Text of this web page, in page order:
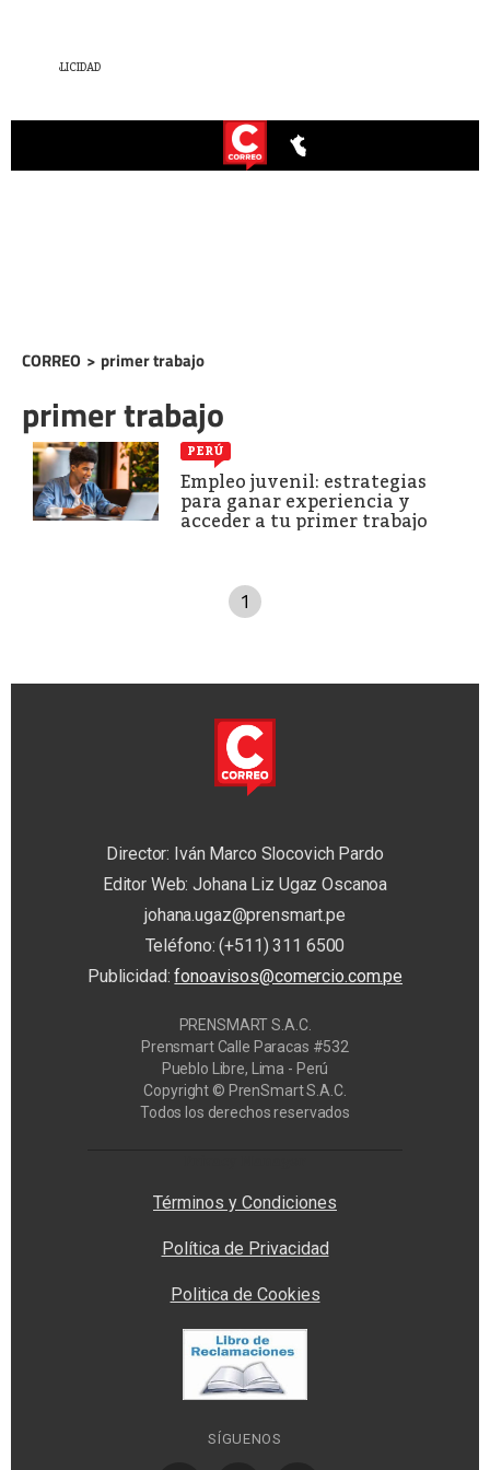
CORREO > primer trabajo
primer trabajo
PERÚ
Empleo juvenil: estrategias
para ganar experiencia y
acceder a tu primer trabajo
1
Director: Iván Marco Slocovich Pardo
Editor Web: Johana Liz Ugaz Oscanoa
johana.ugaz@prensmart.pe
Teléfono: (+511) 311 6500
Publicidad:fonoavisos@comercio.com.pe
PRENSMART S.A.C.
Prensmart Calle Paracas #532
Pueblo Libre, Lima - Perú
Copyright © PrenSmart S.A.C.
Todos los derechos reservados
Términos y Condiciones
Política de Privacidad
Politica de Cookies
SÍGUENOS